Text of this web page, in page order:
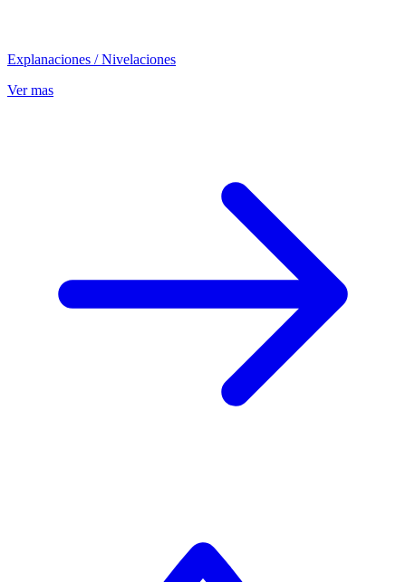
Explanaciones / Nivelaciones
Ver mas